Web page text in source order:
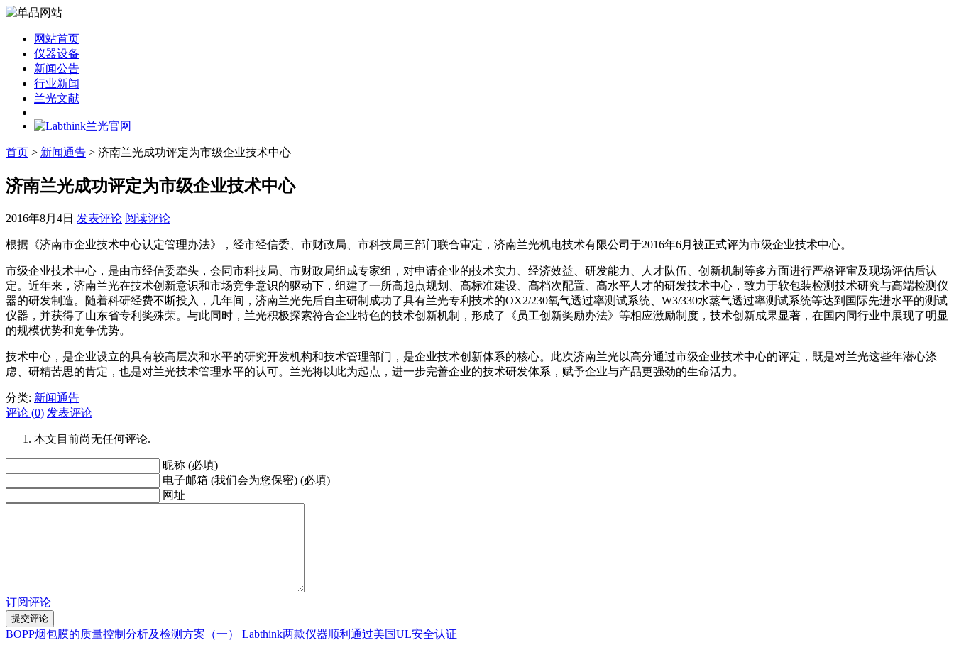
网站首页
仪器设备
新闻公告
行业新闻
兰光文献
首页 > 新闻通告 > 济南兰光成功评定为市级企业技术中心
济南兰光成功评定为市级企业技术中心
2016年8月4日 发表评论 阅读评论
根据《济南市企业技术中心认定管理办法》，经市经信委、市财政局、市科技局三部门联合审定，济南兰光机电技术有限公司于2016年6月被正式评为市级企业技术中心。
市级企业技术中心，是由市经信委牵头，会同市科技局、市财政局组成专家组，对申请企业的技术实力、经济效益、研发能力、人才队伍、创新机制等多方面进行严格评审及现场评估后认
定。近年来，济南兰光在技术创新意识和市场竞争意识的驱动下，组建了一所高起点规划、高标准建设、高档次配置、高水平人才的研发技术中心，致力于软包装检测技术研究与高端检测仪
器的研发制造。随着科研经费不断投入，几年间，济南兰光先后自主研制成功了具有兰光专利技术的OX2/230氧气透过率测试系统、W3/330水蒸气透过率测试系统等达到国际先进水平的测试
仪器，并获得了山东省专利奖殊荣。与此同时，兰光积极探索符合企业特色的技术创新机制，形成了《员工创新奖励办法》等相应激励制度，技术创新成果显著，在国内同行业中展现了明显
的规模优势和竞争优势。
技术中心，是企业设立的具有较高层次和水平的研究开发机构和技术管理部门，是企业技术创新体系的核心。此次济南兰光以高分通过市级企业技术中心的评定，既是对兰光这些年潜心涤
虑、研精苦思的肯定，也是对兰光技术管理水平的认可。兰光将以此为起点，进一步完善企业的技术研发体系，赋予企业与产品更强劲的生命活力。
分类: 新闻通告
评论 (0) 发表评论
本文目前尚无任何评论.
昵称 (必填)
电子邮箱 (我们会为您保密) (必填)
网址
订阅评论
BOPP烟包膜的质量控制分析及检测方案（一） Labthink两款仪器顺利通过美国UL安全认证